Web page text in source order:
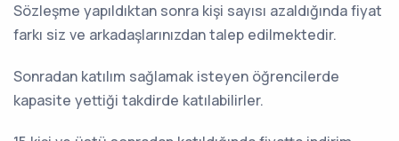
Sözleşme yapıldıktan sonra kişi sayısı azaldığında fiyat
farkı siz ve arkadaşlarınızdan talep edilmektedir.
Sonradan katılım sağlamak isteyen öğrencilerde
kapasite yettiği takdirde katılabilirler.